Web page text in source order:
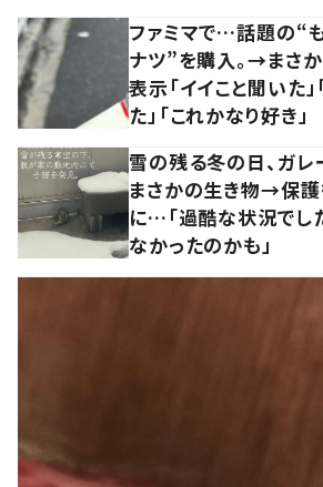
ファミマで…話題の“
ナツ”を購入。→まさ
表示「イイこと聞いた
た」「これかなり好き」
雪の残る冬の日、ガ
まさかの生き物→保
に…「過酷な状況でし
なかったのかも」